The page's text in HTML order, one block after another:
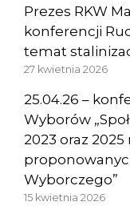
Prezes RKW
konferencji
temat
27 kwietnia 2026
25.04.26 –
Wyborów
2023 oraz
Wyborczego”
15 kwietnia 2026